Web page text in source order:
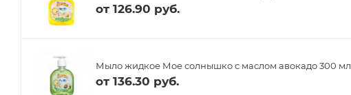
от 126.90 руб.
Мыло жидкое Мое солнышко с маслом авокадо 300 мл
от 136.30 руб.